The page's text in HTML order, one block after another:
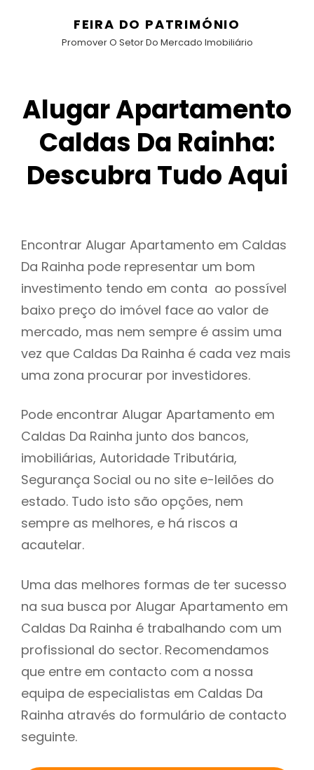
FEIRA DO PATRIMÓNIO
Promover O Setor Do Mercado Imobiliário
Alugar Apartamento
Caldas Da Rainha:
Descubra Tudo Aqui
Encontrar Alugar Apartamento em Caldas
Da Rainha pode representar um bom
investimento tendo em conta ao possível
baixo preço do imóvel face ao valor de
mercado, mas nem sempre é assim uma
vez que Caldas Da Rainha é cada vez mais
uma zona procurar por investidores.
Pode encontrar Alugar Apartamento em
Caldas Da Rainha junto dos bancos,
imobiliárias, Autoridade Tributária,
Segurança Social ou no site e-leilões do
estado. Tudo isto são opções, nem
sempre as melhores, e há riscos a
acautelar.
Uma das melhores formas de ter sucesso
na sua busca por Alugar Apartamento em
Caldas Da Rainha é trabalhando com um
profissional do sector. Recomendamos
que entre em contacto com a nossa
equipa de especialistas em Caldas Da
Rainha através do formulário de contacto
seguinte.